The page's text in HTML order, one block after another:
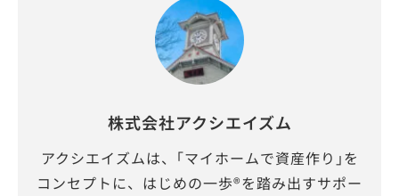
株式会社アクシエイズム
アクシエイズムは、｢マイホームで資産作り｣を
コンセプトに、はじめの一歩®を踏み出すサポー